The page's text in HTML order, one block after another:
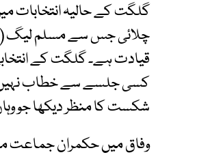
گلگت کے حالیہ انتخابات
چلائی جس سے مسلم لیگ
قیادت ہے۔ گلگت کے
کسی جلسے سے خطاب نہیں
شکست کا منظر دیکھا جو
وفاق میں حکمران جماعت